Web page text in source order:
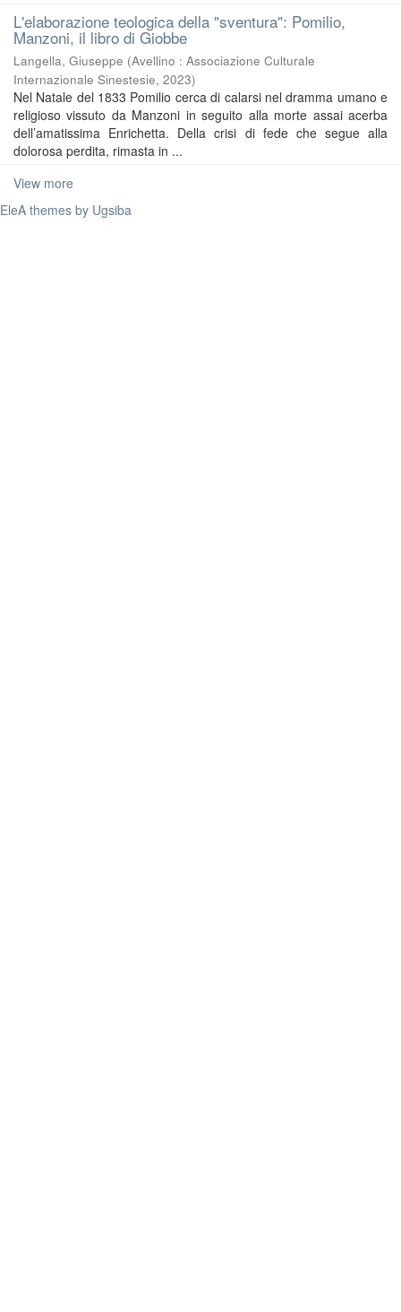
L'elaborazione teologica della "sventura": Pomilio,
Manzoni, il libro di Giobbe
Langella, Giuseppe (Avellino : Associazione Culturale
Internazionale Sinestesie, 2023)
Nel Natale del 1833 Pomilio cerca di calarsi nel dramma umano e
religioso vissuto da Manzoni in seguito alla morte assai acerba
dell’amatissima Enrichetta. Della crisi di fede che segue alla
dolorosa perdita, rimasta in ...
View more
EleA themes by Ugsiba